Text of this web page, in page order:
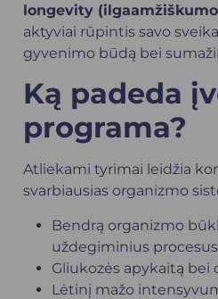
longevity
aktyviai rūpintis savo
gyvenimo būdą bei
Ką padeda
programa?
Atliekami tyrimai leidžia
svarbiausias organizmo
Bendrą organizmo
uždegiminius
Gliukozės apykaitą bei
Lėtinį mažo